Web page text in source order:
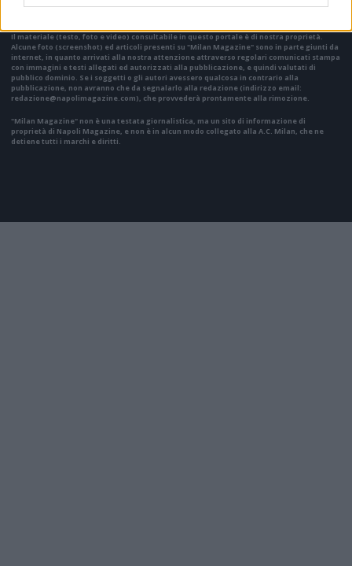
Il materiale (testo, foto e video) consultabile in questo portale è di nostra proprietà.
Alcune foto (screenshot) ed articoli presenti su "Milan Magazine" sono in parte giunti da
internet, in quanto arrivati alla nostra attenzione attraverso regolari comunicati stampa
con immagini e testi allegati ed autorizzati alla pubblicazione, e quindi valutati di
pubblico dominio. Se i soggetti o gli autori avessero qualcosa in contrario alla
pubblicazione, non avranno che da segnalarlo alla redazione (indirizzo email:
redazione@napolimagazine.com), che provvederà prontamente alla rimozione.
"Milan Magazine" non è una testata giornalistica, ma un sito di informazione di
proprietà di Napoli Magazine, e non è in alcun modo collegato alla A.C. Milan, che ne
detiene tutti i marchi e diritti.